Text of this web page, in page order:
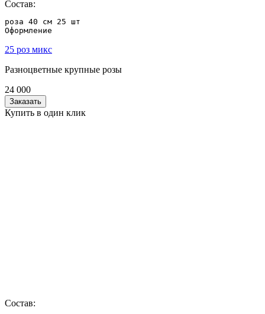
Состав:
роза 40 см 25 шт
Оформление
25 роз микс
Разноцветные крупные розы
24 000
Заказать
Купить в один клик
Состав: